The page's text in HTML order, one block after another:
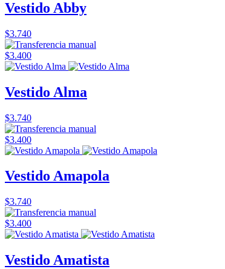
Vestido Abby
$3.740
$3.400
Vestido Alma
$3.740
$3.400
Vestido Amapola
$3.740
$3.400
Vestido Amatista